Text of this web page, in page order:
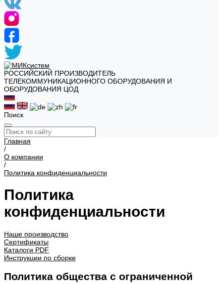
РОССИЙСКИЙ ПРОИЗВОДИТЕЛЬ
ТЕЛЕКОММУНИКАЦИОННОГО ОБОРУДОВАНИЯ И
ОБОРУДОВАНИЯ ЦОД
Поиск
Главная
/
О компании
/
Политика конфиденциальности
Политика
конфиденциальности
Наше производство
Сертификаты
Каталоги PDF
Инструкции по сборке
Политика общества с ограниченной